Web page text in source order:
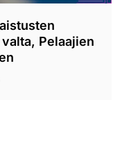
Pelaajien